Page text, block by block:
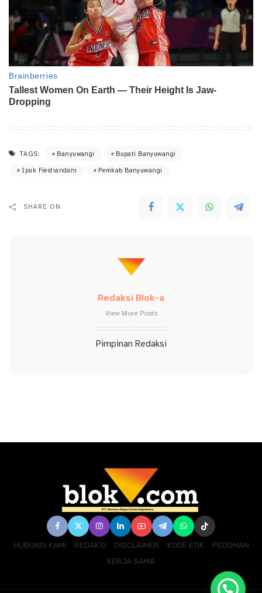
TAGS: Banyuwangi Bupati Banyuwangi
Ipuk Fiestiandani Pemkab Banyuwangi
SHARE ON
Redaksi Blok-a
View More Posts
Pimpinan Redaksi
HUBUNGI KAMI REDAKSI DISCLAIMER KODE ETIK
PEDOMAN
KERJA SAMA